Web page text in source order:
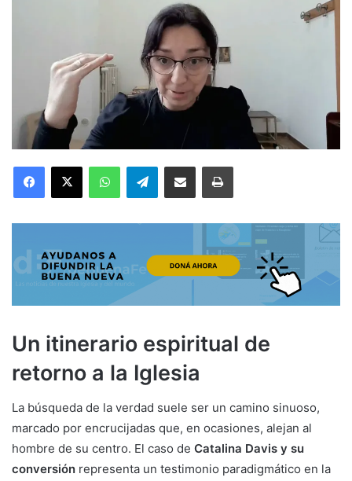
Telegram
Un itinerario espiritual de
retorno a la Iglesia
La búsqueda de la verdad suele ser un camino sinuoso,
marcado por encrucijadas que, en ocasiones, alejan al
hombre de su centro. El caso de Catalina Davis y su
conversión representa un testimonio paradigmático en la